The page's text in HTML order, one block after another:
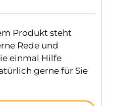
Produkt steht
Rede und
einmal Hilfe
gerne für Sie